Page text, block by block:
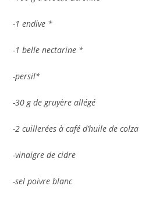
-1 endive *
-1 belle nectarine *
-persil*
-30 g de gruyère allégé
-2 cuillerées à café d’huile de colza
-vinaigre de cidre
-sel poivre blanc